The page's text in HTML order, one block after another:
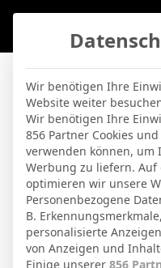
M. Borchers
Micha Sassie 19.
Aktuelles Team
Wir benötigen Ihre
Website weiter
Wir benötigen Ihre
856 Partner Cookies
verwenden können,
Werbung zu liefern. Auf
optimieren wir unsere
Personenbezogene
B.
personalisierte
von Anzeigen und
Einige unserer 856